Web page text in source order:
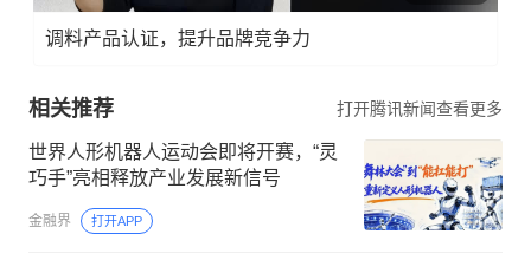
调料产品认证，提升品牌竞争力
相关推荐 打开腾讯新闻查看更多
世界人形机器人运动会即将开赛，“灵
巧手”亮相释放产业发展新信号
金融界 打开APP